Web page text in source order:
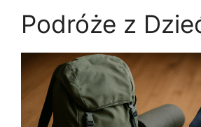
Podróże z